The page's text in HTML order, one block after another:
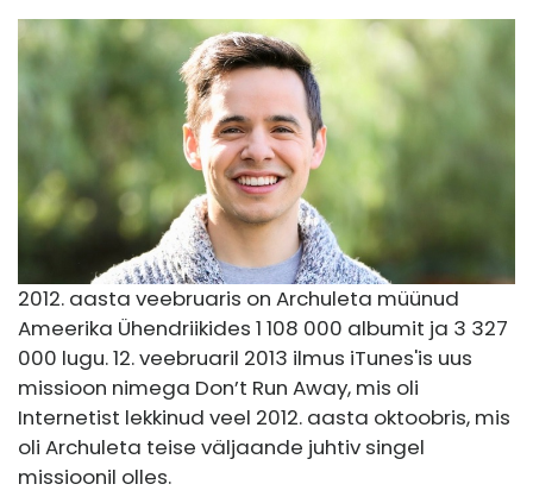
2012. aasta veebruaris on Archuleta müünud ​​
Ameerika Ühendriikides 1 108 000 albumit ja 3 327
000 lugu. 12. veebruaril 2013 ilmus iTunes'is uus
missioon nimega Don’t Run Away, mis oli
Internetist lekkinud veel 2012. aasta oktoobris, mis
oli Archuleta teise väljaande juhtiv singel
missioonil olles.